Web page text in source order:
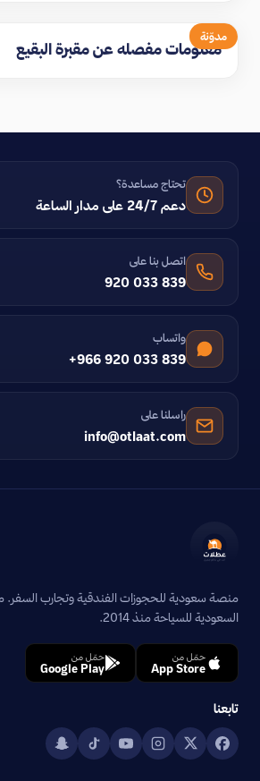
مدوّنة
معلومات مفصله عن مقبرة البقيع
تحتاج مساعدة؟
دعم 24/7 على مدار الساعة
اتصل بنا على
920 033 839
واتساب
+966 920 033 839
راسلنا على
info@otlaat.com
منصة سعودية للحجوزات الفندقية وتجارب السفر.
السعودية للسياحة منذ 2014.
حمّل من
App Store
حمّل من
Google Play
تابعنا